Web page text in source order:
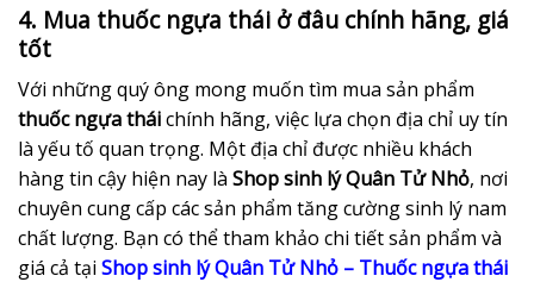
4. Mua thuốc ngựa thái ở đâu chính hãng, giá
tốt
Với những quý ông mong muốn tìm mua sản phẩm
thuốc ngựa tháichính hãng, việc lựa chọn địa chỉ uy tín
là yếu tố quan trọng. Một địa chỉ được nhiều khách
hàng tin cậy hiện nay là Shop sinh lý Quân Tử Nhỏ, nơi
chuyên cung cấp các sản phẩm tăng cường sinh lý nam
chất lượng. Bạn có thể tham khảo chi tiết sản phẩm và
giá cả tại Shop sinh lý Quân Tử Nhỏ – Thuốc ngựa thái